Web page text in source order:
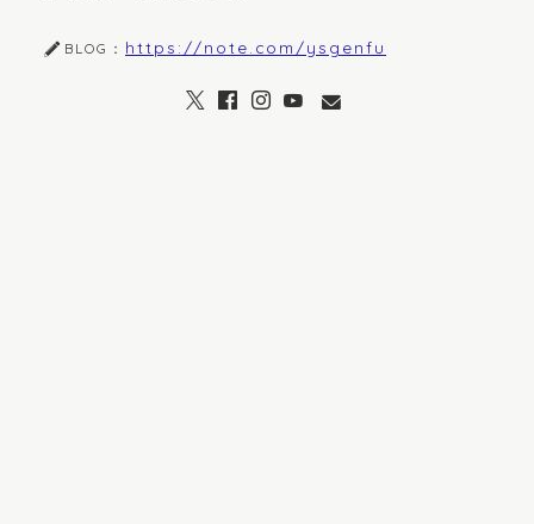
BLOG： https://note.com/ysgenfu